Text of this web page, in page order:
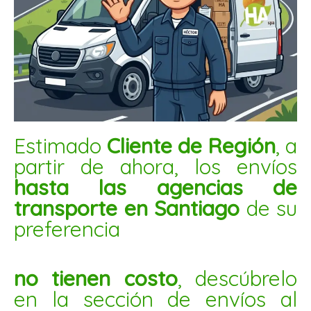
GOMITAS PLATANO 1KG
$5.200
AÑADIR AL CARRITO
Mani
confitado
rojo
5kg
cantidad
Estimado Cliente de Región, a
partir de ahora, los envíos
hasta las agencias de
transporte en Santiago de su
preferencia
no tienen costo, descúbrelo
en la sección de envíos al